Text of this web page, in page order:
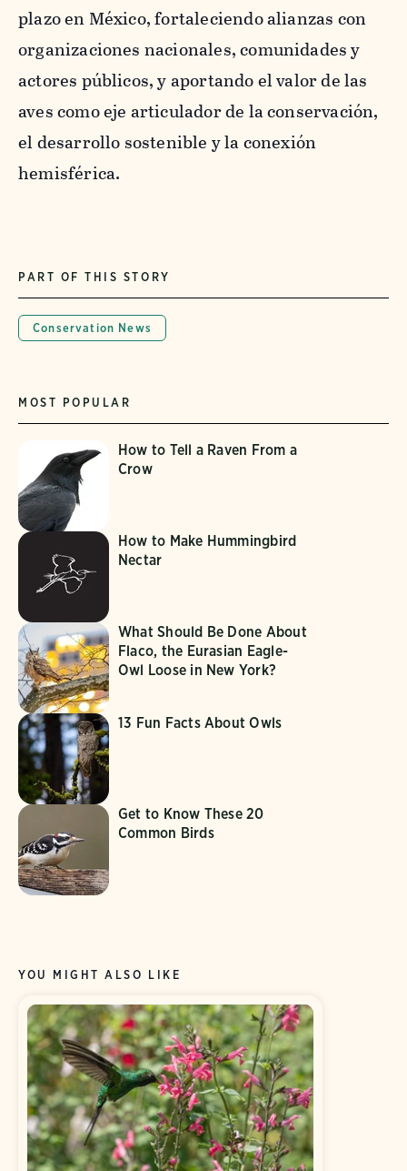
plazo en México, fortaleciendo alianzas con
organizaciones nacionales, comunidades y
actores públicos, y aportando el valor de las
aves como eje articulador de la conservación,
el desarrollo sostenible y la conexión
hemisférica.
PART OF THIS STORY
Conservation News
MOST POPULAR
How to Tell a Raven From a
Crow
How to Make Hummingbird
Nectar
What Should Be Done About
Flaco, the Eurasian Eagle-
Owl Loose in New York?
13 Fun Facts About Owls
Get to Know These 20
Common Birds
YOU MIGHT ALSO LIKE